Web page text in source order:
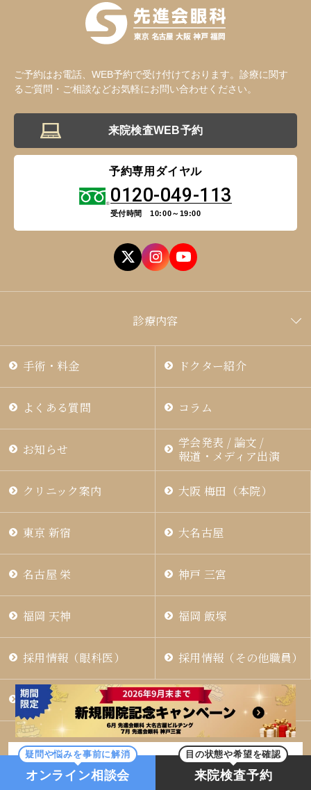
ご予約はお電話、WEB予約で受け付けております。診療に関す
るご質問・ご相談などお気軽にお問い合わせください。
来院検査WEB予約
予約専用ダイヤル
0120-049-113
受付時間 10:00～19:00
手術・料金 ドクター紹介
よくある質問 コラム
お知らせ
学会発表 / 論文 /
報道・メディア出演
クリニック案内 大阪 梅田（本院）
東京 新宿 大名古屋
名古屋 栄 神戸 三宮
福岡 天神 福岡 飯塚
採用情報（眼科医） 採用情報（その他職員）
ホーム
診療内容
サイト運営ポリシーについて
疑問や悩みを事前に解消
オンライン相談会
目の状態や希望を確認
来院検査予約